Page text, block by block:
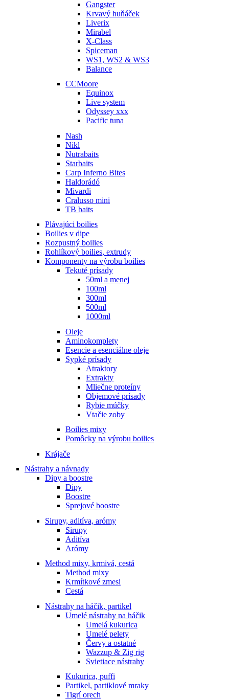
Gangster
Krvavý huňáček
Liverix
Mirabel
X-Class
Spiceman
WS1, WS2 & WS3
Balance
CCMoore
Equinox
Live system
Odyssey xxx
Pacific tuna
Nash
Nikl
Nutrabaits
Starbaits
Carp Inferno Bites
Haldorádó
Mivardi
Cralusso mini
TB baits
Plávajúci boilies
Boilies v dipe
Rozpustný boilies
Rohlíkový boilies, extrudy
Komponenty na výrobu boilies
Tekuté prísady
50ml a menej
100ml
300ml
500ml
1000ml
Oleje
Aminokomplety
Esencie a esenciálne oleje
Sypké prísady
Atraktory
Extrakty
Mliečne proteíny
Objemové prísady
Rybie múčky
Vtačie zoby
Boilies mixy
Pomôcky na výrobu boilies
Krájače
Nástrahy a návnady
Dipy a boostre
Dipy
Boostre
Sprejové boostre
Sirupy, aditíva, arómy
Sirupy
Aditíva
Arómy
Method mixy, krmivá, cestá
Method mixy
Krmítkové zmesi
Cestá
Nástrahy na háčik, partikel
Umelé nástrahy na háčik
Umelá kukurica
Umelé pelety
Červy a ostatné
Wazzup & Zig rig
Svietiace nástrahy
Kukurica, puffi
Partikel, partiklové mraky
Tigrí orech